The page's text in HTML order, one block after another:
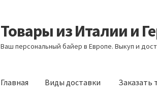
Перейти
к
навигации
Перейти
к
содержимому
Товары из Италии и
Ваш персональный байер в Европе. Выкуп и
Главная Виды доставки Заказать